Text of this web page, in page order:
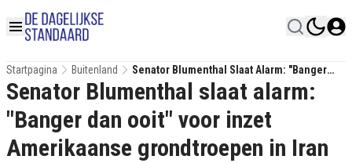
Startpagina Buitenland
Senator Blumenthal Slaat Alarm: "Banger
Dan Ooit" Voor Inzet Amerikaanse
Grondtroepen In Iran
Senator Blumenthal slaat alarm:
"Banger dan ooit" voor inzet
Amerikaanse grondtroepen in Iran